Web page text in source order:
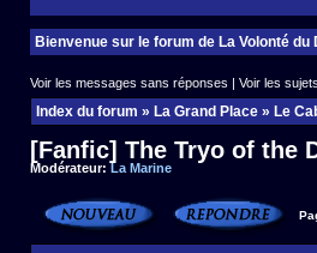
Bienvenue sur le forum de La Volonté du
Voir les messages sans réponses | Voir les
Index du forum » La Grand Place » Le
[Fanfic] The Tryo of the
Modérateur:La Marine